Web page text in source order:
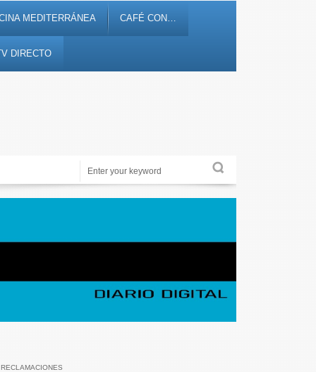
MEDITERRÁNEA CAFÉ CON…
DIRECTO
Noticias, debates, fiestas, cultura, ocio y entretenimiento